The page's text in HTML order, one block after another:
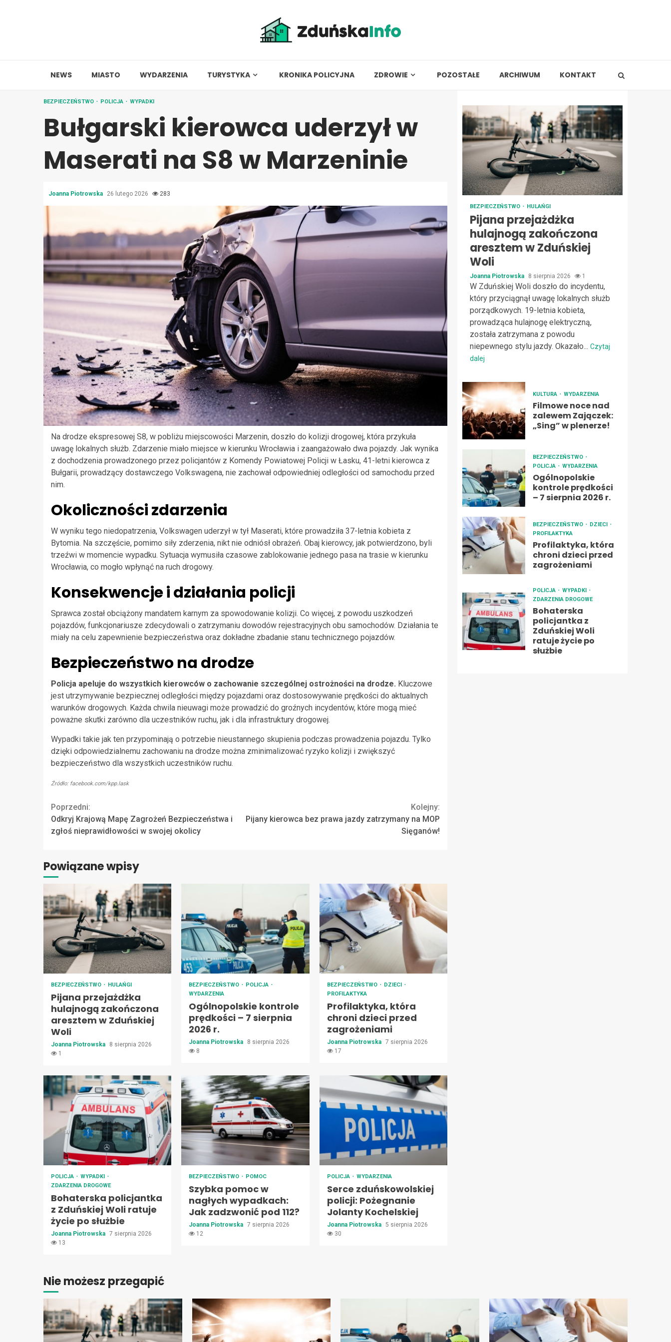
NEWS MIASTO WYDARZENIA TURYSTYKA KRONIKA POLICYJNA ZDROWIE POZOSTAŁE ARCHIWUM KONTAKT
BEZPIECZEŃSTWO POLICJA WYPADKI
Bułgarski kierowca uderzył w
Maserati na S8 w Marzeninie
Joanna Piotrowska 26 lutego 2026 283
Na drodze ekspresowej S8, w pobliżu miejscowości Marzenin, doszło do kolizji drogowej, która przykuła
uwagę lokalnych służb. Zdarzenie miało miejsce w kierunku Wrocławia i zaangażowało dwa pojazdy. Jak wynika
z dochodzenia prowadzonego przez policjantów z Komendy Powiatowej Policji w Łasku, 41-letni kierowca z
Bułgarii, prowadzący dostawczego Volkswagena, nie zachował odpowiedniej odległości od samochodu przed
nim.
Okoliczności zdarzenia
W wyniku tego niedopatrzenia, Volkswagen uderzył w tył Maserati, które prowadziła 37-letnia kobieta z
Bytomia. Na szczęście, pomimo siły zderzenia, nikt nie odniósł obrażeń. Obaj kierowcy, jak potwierdzono, byli
trzeźwi w momencie wypadku. Sytuacja wymusiła czasowe zablokowanie jednego pasa na trasie w kierunku
Wrocławia, co mogło wpłynąć na ruch drogowy.
Konsekwencje i działania policji
Sprawca został obciążony mandatem karnym za spowodowanie kolizji. Co więcej, z powodu uszkodzeń
pojazdów, funkcjonariusze zdecydowali o zatrzymaniu dowodów rejestracyjnych obu samochodów. Działania te
miały na celu zapewnienie bezpieczeństwa oraz dokładne zbadanie stanu technicznego pojazdów.
Bezpieczeństwo na drodze
Policja apeluje do wszystkich kierowców o zachowanie szczególnej ostrożności na drodze. Kluczowe
jest utrzymywanie bezpiecznej odległości między pojazdami oraz dostosowywanie prędkości do aktualnych
warunków drogowych. Każda chwila nieuwagi może prowadzić do groźnych incydentów, które mogą mieć
poważne skutki zarówno dla uczestników ruchu, jak i dla infrastruktury drogowej.
Wypadki takie jak ten przypominają o potrzebie nieustannego skupienia podczas prowadzenia pojazdu. Tylko
dzięki odpowiedzialnemu zachowaniu na drodze można zminimalizować ryzyko kolizji i zwiększyć
bezpieczeństwo dla wszystkich uczestników ruchu.
Źródło: facebook.com/kpp.lask
Continue
Reading
Poprzedni:
Odkryj Krajową Mapę Zagrożeń Bezpieczeństwa i
zgłoś nieprawidłowości w swojej okolicy
Kolejny:
Pijany kierowca bez prawa jazdy zatrzymany na MOP
Sięganów!
Powiązane wpisy
BEZPIECZEŃSTWO HULAŃGI
Pijana przejażdżka
hulajnogą zakończona
aresztem w Zduńskiej
Woli
Joanna Piotrowska
8 sierpnia 2026
1
BEZPIECZEŃSTWO
POLICJA
WYDARZENIA
Ogólnopolskie kontrole
prędkości – 7 sierpnia
2026 r.
Joanna Piotrowska
8 sierpnia 2026
8
BEZPIECZEŃSTWO
DZIECI
PROFILAKTYKA
Profilaktyka, która
chroni dzieci przed
zagrożeniami
Joanna Piotrowska 7 sierpnia 2026
17
POLICJA
WYPADKI
ZDARZENIA DROGOWE
Bohaterska policjantka
z Zduńskiej Woli ratuje
życie po służbie
Joanna Piotrowska 7 sierpnia 2026
13
BEZPIECZEŃSTWO POMOC
Szybka pomoc w
nagłych wypadkach:
Jak zadzwonić pod 112?
Joanna Piotrowska 7 sierpnia 2026
12
POLICJA WYDARZENIA
Serce zduńskowolskiej
policji: Pożegnanie
Jolanty Kochelskiej
Joanna Piotrowska 5 sierpnia 2026
30
BEZPIECZEŃSTWO HULAŃGI
Pijana przejażdżka
hulajnogą zakończona
aresztem w Zduńskiej
Woli
Joanna Piotrowska 8 sierpnia 2026 1
W Zduńskiej Woli doszło do incydentu,
który przyciągnął uwagę lokalnych służb
porządkowych. 19-letnia kobieta,
prowadząca hulajnogę elektryczną,
została zatrzymana z powodu
niepewnego stylu jazdy. Okazało... Czytaj
dalej
KULTURA WYDARZENIA
Filmowe noce nad
zalewem Zajączek:
„Sing” w plenerze!
BEZPIECZEŃSTWO
POLICJA
WYDARZENIA
Ogólnopolskie
kontrole prędkości
– 7 sierpnia 2026 r.
BEZPIECZEŃSTWO
DZIECI
PROFILAKTYKA
Profilaktyka, która
chroni dzieci przed
zagrożeniami
POLICJA
WYPADKI
ZDARZENIA DROGOWE
Bohaterska
policjantka z
Zduńskiej Woli
ratuje życie po
służbie
Nie możesz przegapić